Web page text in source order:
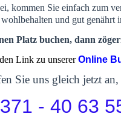
kommen Sie einfach zum
und gut genährt
Platz buchen, dann
Link zu unsererOnline
Sie uns gleich jetzt an,
- 40 63